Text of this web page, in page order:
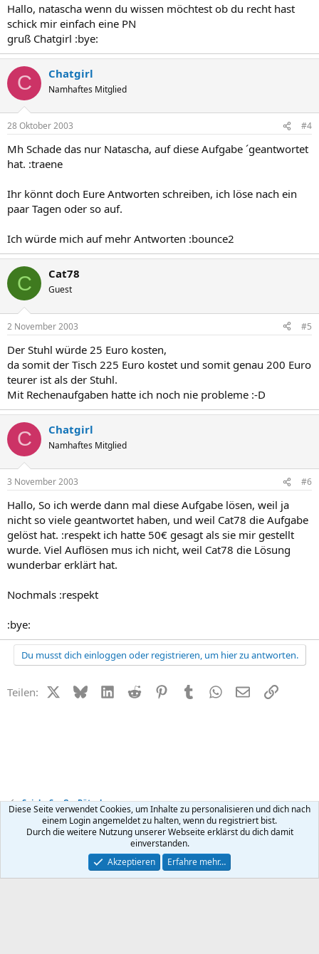
Hallo, natascha wenn du wissen möchtest ob du recht hast
schick mir einfach eine PN
gruß Chatgirl :bye:
C Chatgirl
Namhaftes Mitglied
28 Oktober 2003 #4
Mh Schade das nur Natascha, auf diese Aufgabe ´geantwortet
hat. :traene
Ihr könnt doch Eure Antworten schreiben, ich löse nach ein
paar Tagen oder so auf.
Ich würde mich auf mehr Antworten :bounce2
C Cat78
Guest
2 November 2003 #5
Der Stuhl würde 25 Euro kosten,
da somit der Tisch 225 Euro kostet und somit genau 200 Euro
teurer ist als der Stuhl.
Mit Rechenaufgaben hatte ich noch nie probleme :-D
C Chatgirl
Namhaftes Mitglied
3 November 2003 #6
Hallo, So ich werde dann mal diese Aufgabe lösen, weil ja
nicht so viele geantwortet haben, und weil Cat78 die Aufgabe
gelöst hat. :respekt ich hatte 50€ gesagt als sie mir gestellt
wurde. Viel Auflösen mus ich nicht, weil Cat78 die Lösung
wunderbar erklärt hat.
Nochmals :respekt
:bye:
Du musst dich einloggen oder registrieren, um hier zu antworten.
Teilen: X (Twitter)
BlueskyLinkedIn
Reddit PinterestTumblr WhatsApp
E-MailLink
Spiel + Spaß + Rätsel
Kontakt Nutzungsbedingungen Datenschutz Hilfe
R
Community platform by XenForo ® © 2010-2026 XenForo Ltd.
Diese Seite verwendet Cookies, um Inhalte zu personalisieren und dich nach
einem Login angemeldet zu halten, wenn du registriert bist.
Durch die weitere Nutzung unserer Webseite erklärst du dich damit
einverstanden.
Akzeptieren
Erfahre mehr…